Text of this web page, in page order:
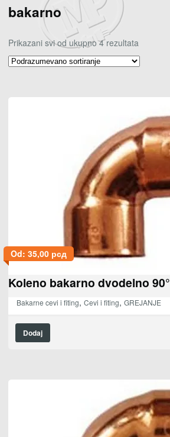
bakarno
Prikazani svi od ukupno 4 rezultata
Od: 35,00 рсд
Koleno bakarno dvodelno 90°
Bakarne cevi i fiting, Cevi i fiting, GREJANJE
Dodaj